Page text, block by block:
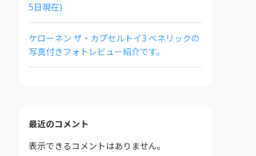
5日現在)
ケローネン ザ・カプセルトイ3 ベネリックの
写真付きフォトレビュー紹介です。
最近のコメント
表示できるコメントはありません。